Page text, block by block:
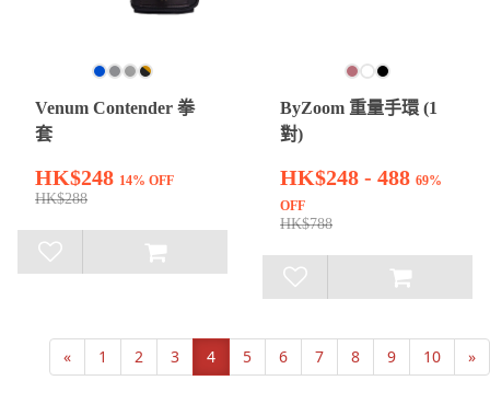
Venum Contender 拳
套
HK$248 14% OFF
HK$288
ByZoom 重量手環 (1
對)
HK$248 - 488 69%
OFF
HK$788
« 1 2 3 4 5 6 7 8 9 10 »